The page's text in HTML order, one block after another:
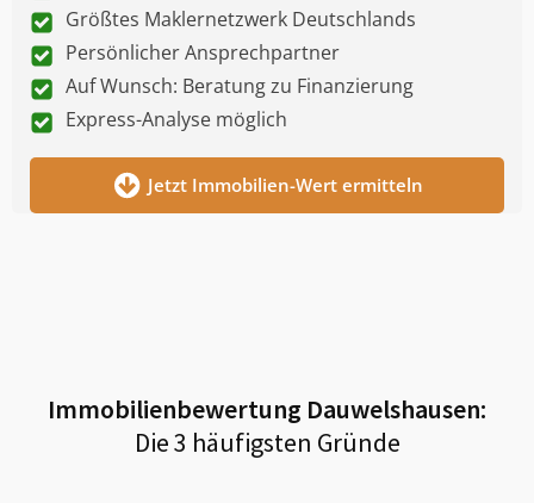
Größtes Maklernetzwerk Deutschlands
Persönlicher Ansprechpartner
Auf Wunsch: Beratung zu Finanzierung
Express-Analyse möglich
Jetzt Immobilien-Wert ermitteln
Immobilienbewertung Dauwelshausen:
Die 3 häufigsten Gründe